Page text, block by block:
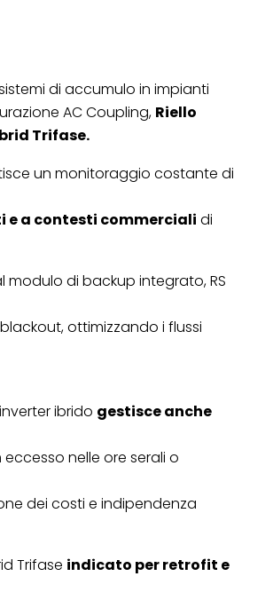
di accumulo in impianti
AC Coupling, Riello
Trifase.
un monitoraggio costante di
a contesti commerciali di
di backup integrato, RS
ottimizzando i flussi
ibrido gestisce anche
eccesso nelle ore serali o
dei costi e indipendenza
Trifase indicato per retrofit e